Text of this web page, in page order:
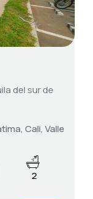
del sur de
Cali, Valle
2